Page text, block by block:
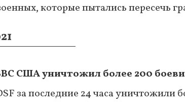
которые пытались пересечь
США уничтожил более 200
за последние 24 часа уничтожили